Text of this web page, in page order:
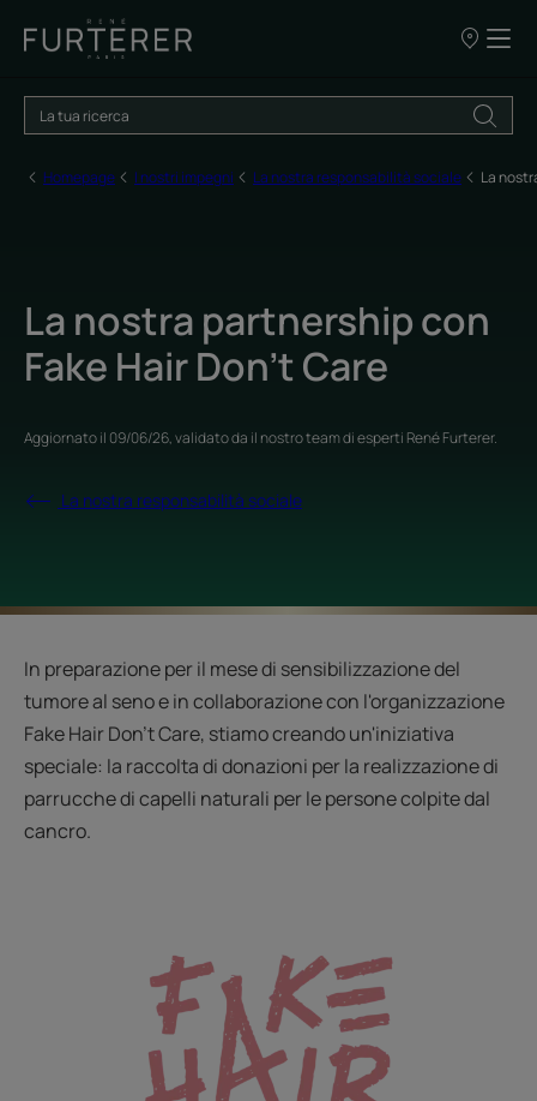
vendita
Homepage I nostri impegni La nostra responsabilità sociale La
La nostra partnership con
Fake Hair Don’t Care
Aggiornato il 09/06/26, validato da il nostro team di esperti René Furterer.
La nostra responsabilità sociale
In preparazione per il mese di sensibilizzazione del
tumore al seno e in collaborazione con l'organizzazione
Fake Hair Don't Care, stiamo creando un'iniziativa
speciale: la raccolta di donazioni per la realizzazione di
parrucche di capelli naturali per le persone colpite dal
cancro.